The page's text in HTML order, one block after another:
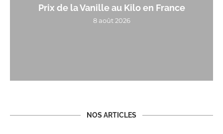
Prix de la Vanille au Kilo en France
8 août 2026
NOS ARTICLES